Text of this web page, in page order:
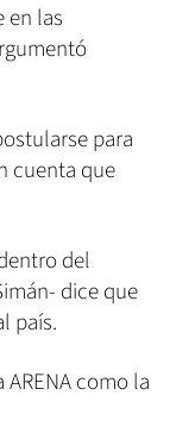
en las
para
cuenta que
del
dice que
país.
como la